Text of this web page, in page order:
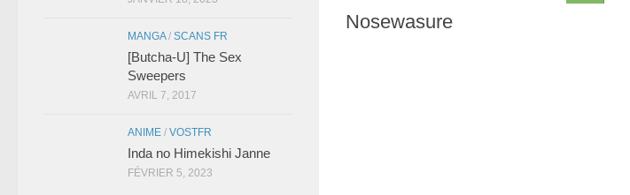
Nosewasure
MANGA/ SCANS FR
[Butcha-U] The Sex
Sweepers
AVRIL 7, 2017
ANIME / VOSTFR
Inda no Himekishi Janne
FÉVRIER 5, 2023